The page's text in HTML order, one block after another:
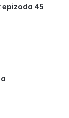
epizoda 45